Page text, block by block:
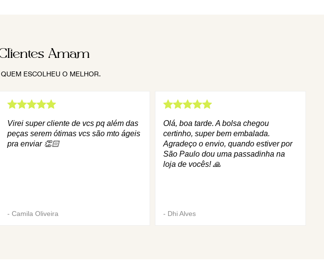
Amam
ESCOLHEU O MELHOR.
Virei super cliente de vcs pq além das
peças serem ótimas vcs são mto ágeis
pra enviar 👏🏻
- Camila Oliveira
Olá, boa tarde. A bolsa chegou
certinho, super bem embalada.
Agradeço o envio, quando estiver por
São Paulo dou uma passadinha na
loja de vocês! 🙏
- Dhi Alves